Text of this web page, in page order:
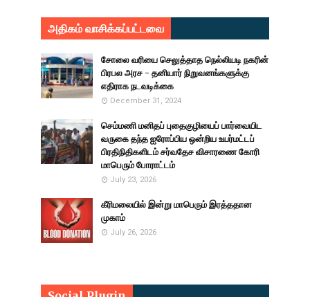
அதிகம் வாசிக்கப்பட்டவை
சோலை வரியை செலுத்தாத நெல்லியடி நகரின்
பிரபல அரச - தனியார் நிறுவனங்களுக்கு
எதிராக நடவடிக்கை
December 31, 2024
செம்மணி மனிதப் புதைகுழியைப் பார்வையிட
வருகை தந்த ஐரோப்பிய ஒன்றிய உயர்மட்டப்
பிரதிநிதிகளிடம் சர்வதேச விசாரணை கோரி
மாபெரும் போராட்டம்
July 23, 2026
கீரிமலையில் இன்று மாபெரும் இரத்ததான
முகாம்
July 26, 2026